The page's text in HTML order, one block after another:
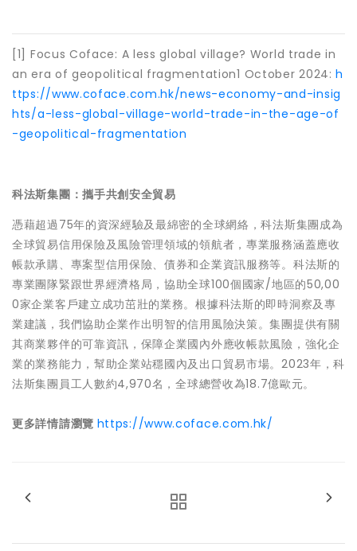
[1] Focus Coface: A less global village? World trade in
an era of geopolitical fragmentation1 October 2024:h
ttps://www.coface.com.hk/news-economy-and-insig
hts/a-less-global-village-world-trade-in-the-age-of
-geopolitical-fragmentation
科法斯集團：攜手共創安全貿易
憑藉超過75年的資深經驗及最綿密的全球網絡，科法斯集團成為
全球貿易信用保險及風險管理領域的領航者，專業服務涵蓋應收
帳款承購、專案型信用保險、債券和企業資訊服務等。科法斯的
專業團隊緊跟世界經濟格局，協助全球100個國家/地區的50,00
0家企業客戶建立成功茁壯的業務。根據科法斯的即時洞察及專
業建議，我們協助企業作出明智的信用風險決策。集團提供有關
其商業夥伴的可靠資訊，保障企業國內外應收帳款風險，強化企
業的業務能力，幫助企業站穩國內及出口貿易市場。2023年，科
法斯集團員工人數約4,970名，全球總營收為18.7億歐元。
更多詳情請瀏覽 https://www.coface.com.hk/